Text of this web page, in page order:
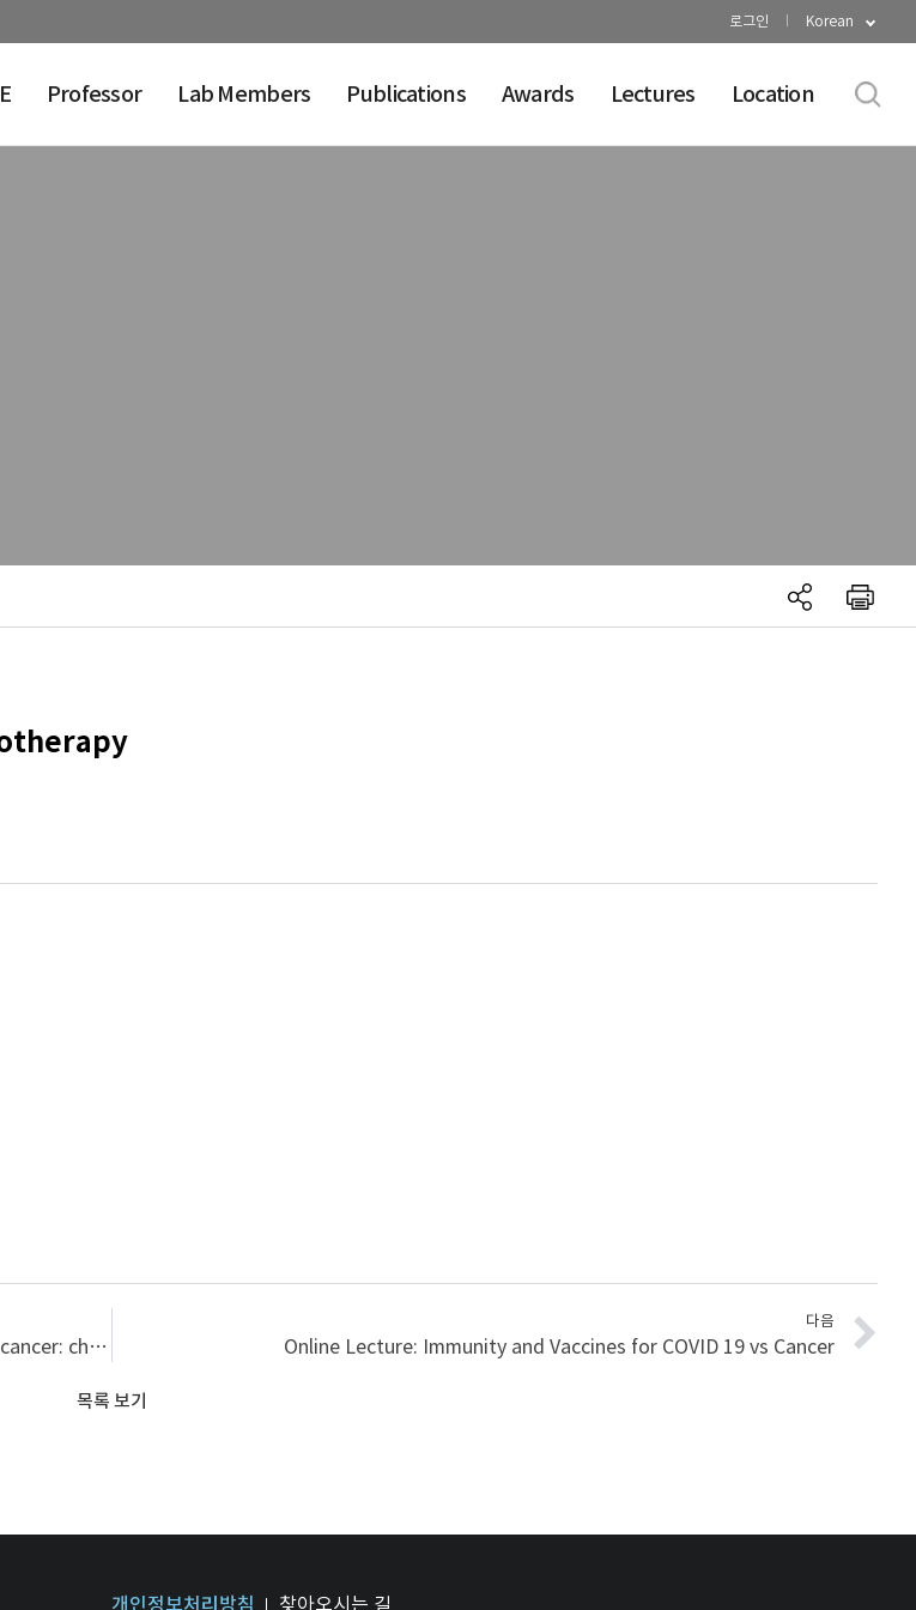
로그인 Korean
Professor Lab Members Publications Awards Lectures Location
Lecture Notes: Cytotoxic lymphocyte-based immune cell therapy for cancer: challenges and opportunities
다음
Online Lecture: Immunity and Vaccines for COVID 19 vs Cancer
목록 보기
개인정보처리방침 찾아오시는 길